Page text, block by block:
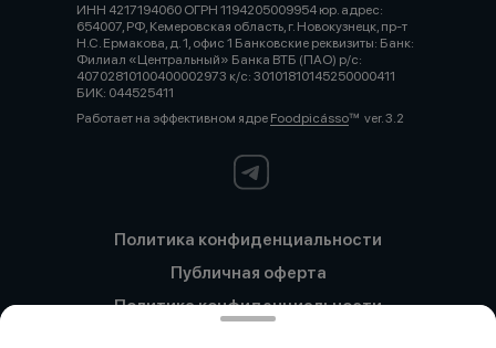
ИНН 4217194060 ОГРН 1194205009954 юр. адрес:
654007, РФ, Кемеровская область, г. Новокузнецк, пр-т
Н.С. Ермакова, д. 1, офис 1 Банковские реквизиты: Банк:
Филиал «Центральный» Банка ВТБ (ПАО) р/с:
40702810100400002973 к/с: 30101810145250000411
БИК: 044525411
Работает на эффективном ядре Foodpicássover. 3.2
Политика конфиденциальности
Публичная оферта
Политика конфиденциальности
Новокузнецк